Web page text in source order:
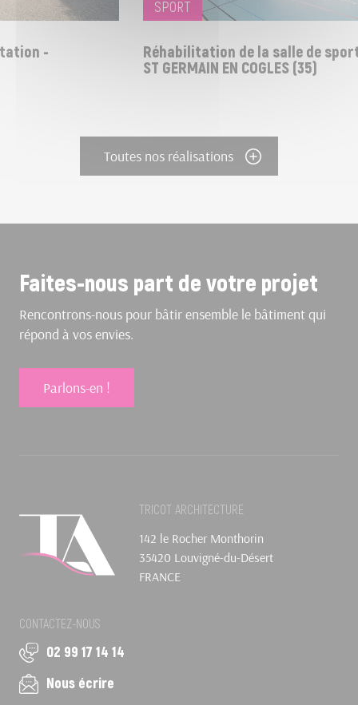
-
SPORT
Réhabilitation de la salle de
ST GERMAIN EN COGLES (35)
Toutes nos réalisations
Faites-nous part de votre projet
Rencontrons-nous pour bâtir ensemble le bâtiment qui
répond à vos envies.
Parlons-en !
TRICOT ARCHITECTURE
142 le Rocher Monthorin
35420 Louvigné-du-Désert
FRANCE
CONTACTEZ-NOUS
02 99 17 14 14
Nous écrire